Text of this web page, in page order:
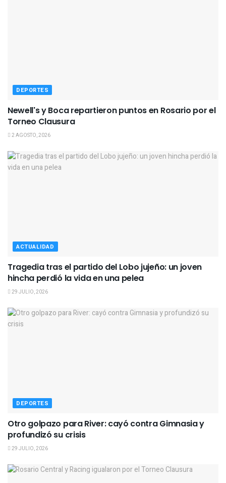
DEPORTES
Newell's y Boca repartieron puntos en Rosario por el
Torneo Clausura
2 AGOSTO, 2026
ACTUALIDAD
Tragedia tras el partido del Lobo jujeño: un joven
hincha perdió la vida en una pelea
29 JULIO, 2026
DEPORTES
Otro golpazo para River: cayó contra Gimnasia y
profundizó su crisis
29 JULIO, 2026